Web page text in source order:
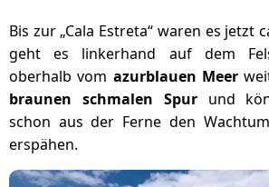
Bis zur „Cala Estreta“ waren es jetzt
geht es linkerhand auf dem
oberhalb vom azurblauen Meer
braunen schmalen Spurund
schon aus der Ferne den
erspähen.